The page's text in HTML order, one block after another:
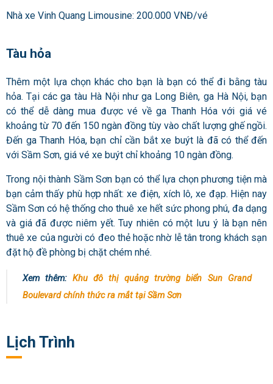
Nhà xe Vinh Quang Limousine: 200.000 VNĐ/vé
Tàu hỏa
Thêm một lựa chọn khác cho bạn là bạn có thể đi bằng tàu
hỏa. Tại các ga tàu Hà Nội như ga Long Biên, ga Hà Nội, bạn
có thể dễ dàng mua được vé về ga Thanh Hóa với giá vé
khoảng từ 70 đến 150 ngàn đồng tùy vào chất lượng ghế ngồi.
Đến ga Thanh Hóa, bạn chỉ cần bắt xe buýt là đã có thể đến
với Sầm Sơn, giá vé xe buýt chỉ khoảng 10 ngàn đồng.
Trong nội thành Sầm Sơn bạn có thể lựa chọn phương tiện mà
bạn cảm thấy phù hợp nhất: xe điện, xích lô, xe đạp. Hiện nay
Sầm Sơn có hệ thống cho thuê xe hết sức phong phú, đa dạng
và giá đã được niêm yết. Tuy nhiên có một lưu ý là bạn nên
thuê xe của người có đeo thẻ hoặc nhờ lễ tân trong khách sạn
đặt hộ đề phòng bị chặt chém nhé.
Xem thêm: Khu đô thị quảng trường biển Sun Grand
Boulevard chính thức ra mắt tại Sầm Sơn
Lịch Trình